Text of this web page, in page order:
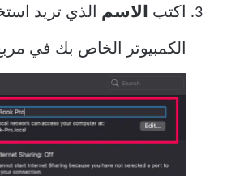
اكتب الاسم الذي تريد
الكمبيوتر الخاص بك في